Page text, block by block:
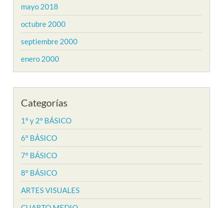
mayo 2018
octubre 2000
septiembre 2000
enero 2000
Categorías
1° y 2° BÁSICO
6° BÁSICO
7° BÁSICO
8° BÁSICO
ARTES VISUALES